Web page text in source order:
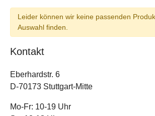
Leider können wir keine passenden
Auswahl finden.
Kontakt
Eberhardstr. 6
D-70173 Stuttgart-Mitte
Mo-Fr: 10-19 Uhr